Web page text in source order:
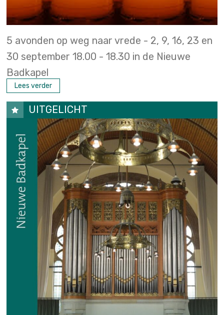
5 avonden op weg naar vrede - 2, 9, 16, 23 en
30 september 18.00 - 18.30 in de Nieuwe
Badkapel
Lees verder
UITGELICHT